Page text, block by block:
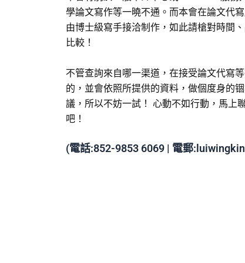
學論文寫作等一曉不通。而本會在論文代
由博士級寫手接洽制作，如此請槍對時間
比較！
不管查詢來自哪一渠道，在接受論文代寫
的，並會依照所提供的資料，做個度身的
議，所以不妨一試！ 心動不如行動，馬上
吧！
(電話:852-9853 6069 | 電郵